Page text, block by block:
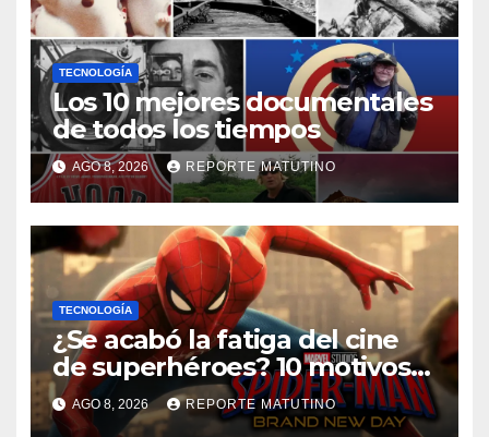
TECNOLOGÍA
Los 10 mejores documentales
de todos los tiempos
AGO 8, 2026 REPORTE MATUTINO
TECNOLOGÍA
¿Se acabó la fatiga del cine
de superhéroes? 10 motivos
por los que ‘Spider-Man:
Brand New Day» desmiente
AGO 8, 2026 REPORTE MATUTINO